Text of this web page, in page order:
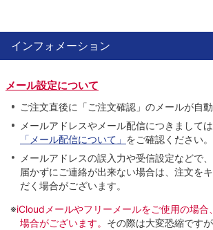
インフォメーション
メール設定について
ご注文直後に「ご注文確認」のメールが自動
メールアドレスやメール配信につきまして
「メール配信について」 をご確認ください。
メールアドレスの誤入力や受信設定などで
届かずにご連絡が出来ない場合は、注文を
だく場合がございます。
※iCloudメールやフリーメールをご使用の場合
場合がございます。 その際は大変恐縮です